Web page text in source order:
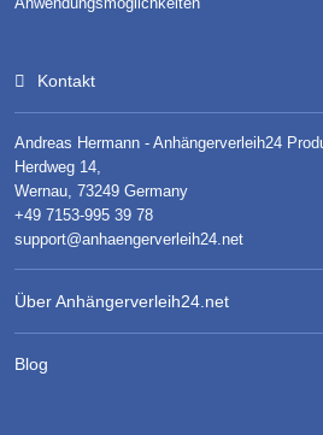
Kontakt
Andreas Hermann - Anhängerverleih24
Herdweg 14,
Wernau, 73249 Germany
+49 7153-995 39 78
support@anhaengerverleih24.net
Über Anhängerverleih24.net
Blog